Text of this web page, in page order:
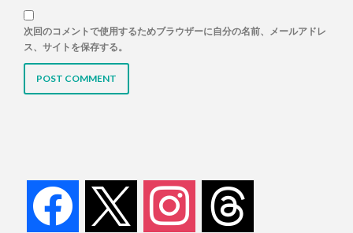
次回のコメントで使用するためブラウザーに自分の名前、メールアドレ
ス、サイトを保存する。
facebook instagram threads